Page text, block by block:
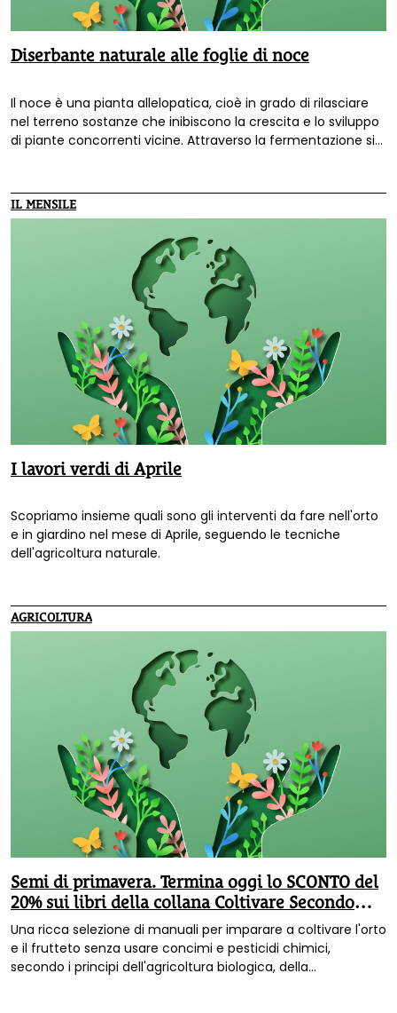
Diserbante naturale alle foglie di noce
Il noce è una pianta allelopatica, cioè in grado di rilasciare
nel terreno sostanze che inibiscono la crescita e lo sviluppo
di piante concorrenti vicine. Attraverso la fermentazione si
IL MENSILE
I lavori verdi di Aprile
Scopriamo insieme quali sono gli interventi da fare nell'orto
e in giardino nel mese di Aprile, seguendo le tecniche
dell'agricoltura naturale.
AGRICOLTURA
Semi di primavera. Termina oggi lo SCONTO del
20% sui libri della collana Coltivare Secondo
Natura
Una ricca selezione di manuali per imparare a coltivare l'orto
e il frutteto senza usare concimi e pesticidi chimici,
secondo i principi dell'agricoltura biologica, della